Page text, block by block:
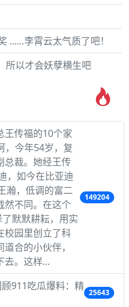
...…李霄云太气质了吧！
所以才会妖孽横生吧
王传福的10个家
今年54岁，复
总裁。她经王传
，如今在比亚迪
瀚，低调的富二
然不同。在这个
默默耕耘，用实
校园里创立了科
合的小伙伴，
去。这样...
149204
911吃瓜爆料：精
25643